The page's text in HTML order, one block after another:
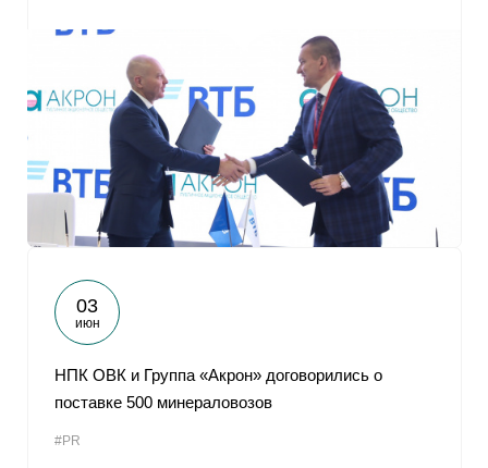
03
июн
НПК ОВК и Группа «Акрон» договорились о
поставке 500 минераловозов
#PR